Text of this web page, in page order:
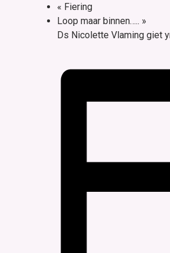
« Fiering
Loop maar binnen….. »
Ds Nicolette Vlaming giet